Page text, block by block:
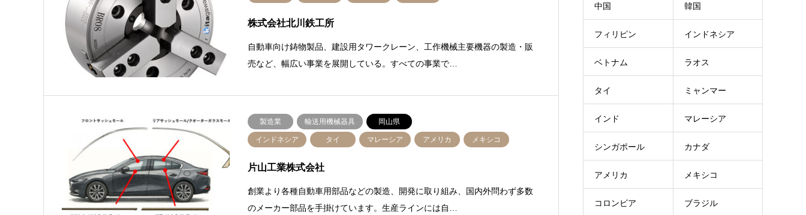
株式会社北川鉄工所
自動車向け鋳物製品、建設用タワークレーン、工作機械主要機器の製造・販
売など、幅広い事業を展開している。すべての事業で…
製造業 輸送用機械器具 岡山県
インドネシア タイ マレーシア アメリカ メキシコ
片山工業株式会社
創業より各種自動車用部品などの製造、開発に取り組み、国内外問わず多数
のメーカー部品を手掛けています。生産ラインには自…
中国 韓国
フィリピン インドネシア
ベトナム ラオス
タイ ミャンマー
インド マレーシア
シンガポール カナダ
アメリカ メキシコ
コロンビア ブラジル